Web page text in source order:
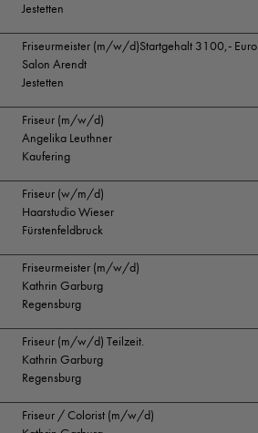
Jestetten
Friseurmeister (m/w/d)Startgehalt 3100,- Euro
Salon Arendt
Jestetten
Friseur (m/w/d)
Angelika Leuthner
Kaufering
Friseur (w/m/d)
Haarstudio Wieser
Fürstenfeldbruck
Friseurmeister (m/w/d)
Kathrin Garburg
Regensburg
Friseur (m/w/d) Teilzeit.
Kathrin Garburg
Regensburg
Friseur / Colorist (m/w/d)